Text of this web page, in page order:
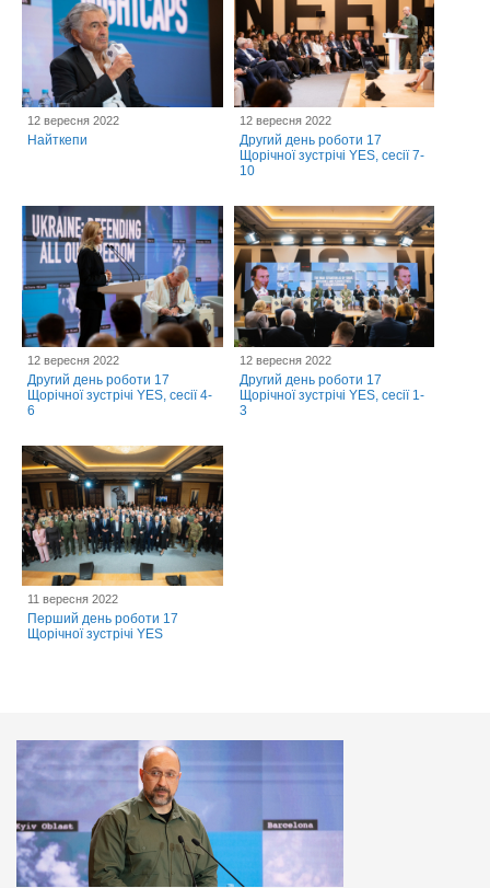
12 вересня 2022
Найткепи
12 вересня 2022
Другий день роботи 17
Щорічної зустрічі YES, сесії 7-
10
12 вересня 2022
Другий день роботи 17
Щорічної зустрічі YES, сесії 4-
6
12 вересня 2022
Другий день роботи 17
Щорічної зустрічі YES, сесії 1-
3
11 вересня 2022
Перший день роботи 17
Щорічної зустрічі YES